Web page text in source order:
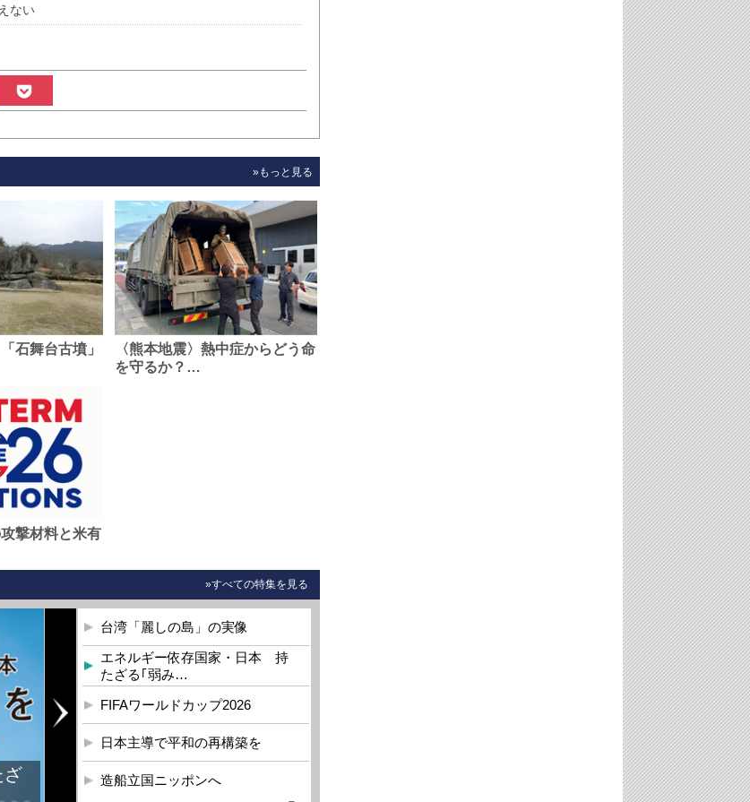
ない
»もっと見る
石舞台古墳」
〈熊本地震〉熱中症からどう命
を守るか？…
撃材料と米有
»すべての特集を見る
ざ
台湾「麗しの島」の実像
エネルギー依存国家・日本 持
たざる｢弱み…
FIFAワールドカップ2026
日本主導で平和の再構築を
造船立国ニッポンへ